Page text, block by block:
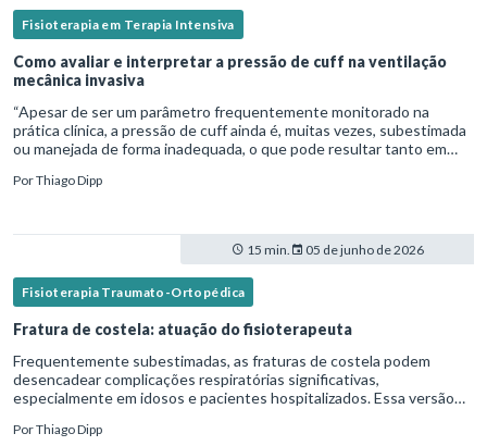
Fisioterapia em Terapia Intensiva
Como avaliar e interpretar a pressão de cuff na ventilação
mecânica invasiva
“Apesar de ser um parâmetro frequentemente monitorado na
prática clínica, a pressão de cuff ainda é, muitas vezes, subestimada
ou manejada de forma inadequada, o que pode resultar tanto em
PorThiago Dipp
15 min. 05 de junho de 2026
Fisioterapia Traumato-Ortopédica
Fratura de costela: atuação do fisioterapeuta
Frequentemente subestimadas, as fraturas de costela podem
desencadear complicações respiratórias significativas,
especialmente em idosos e pacientes hospitalizados. Essa versão
cená
PorThiago Dipp